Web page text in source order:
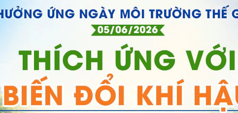
Gửi bình luận